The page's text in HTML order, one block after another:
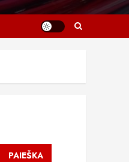
PAIEŠKA